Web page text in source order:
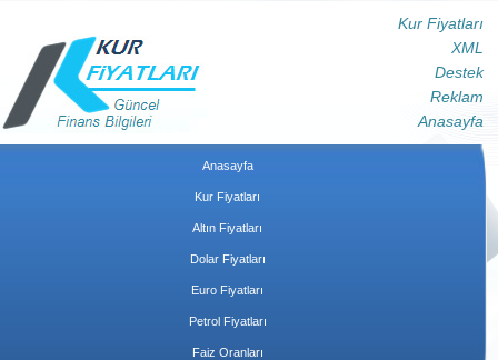
Kur Fiyatları
XML
Destek
Reklam
Anasayfa
Anasayfa
Kur Fiyatları
Altın Fiyatları
Dolar Fiyatları
Euro Fiyatları
Petrol Fiyatları
Faiz Oranları